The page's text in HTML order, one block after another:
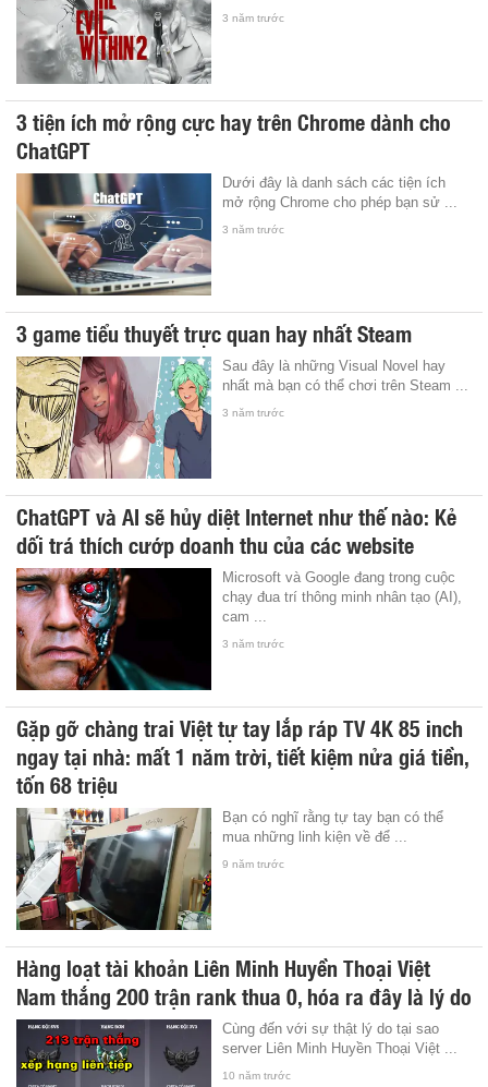
3 năm trước
3 tiện ích mở rộng cực hay trên Chrome dành cho
ChatGPT
Dưới đây là danh sách các tiện ích
mở rộng Chrome cho phép bạn sử ...
3 năm trước
3 game tiểu thuyết trực quan hay nhất Steam
Sau đây là những Visual Novel hay
nhất mà bạn có thể chơi trên Steam ...
3 năm trước
ChatGPT và AI sẽ hủy diệt Internet như thế nào: Kẻ
dối trá thích cướp doanh thu của các website
Microsoft và Google đang trong cuộc
chạy đua trí thông minh nhân tạo (AI),
cam ...
3 năm trước
Gặp gỡ chàng trai Việt tự tay lắp ráp TV 4K 85 inch
ngay tại nhà: mất 1 năm trời, tiết kiệm nửa giá tiền,
tốn 68 triệu
Bạn có nghĩ rằng tự tay bạn có thể
mua những linh kiện về để ...
9 năm trước
Hàng loạt tài khoản Liên Minh Huyền Thoại Việt
Nam thắng 200 trận rank thua 0, hóa ra đây là lý do
Cùng đến với sự thật lý do tại sao
server Liên Minh Huyền Thoại Việt ...
10 năm trước